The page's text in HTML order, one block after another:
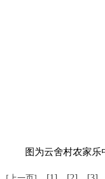
图为云舍村农家乐